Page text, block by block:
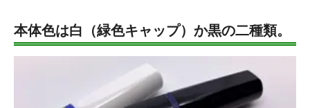
本体色は白（緑色キャップ）か黒の二種類。